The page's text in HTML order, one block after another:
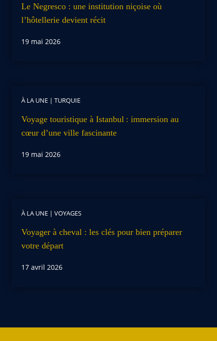
Le Negresco : une institution niçoise où
l’hôtellerie devient récit
19 mai 2026
À LA UNE | TURQUIE
Voyage touristique à Istanbul : immersion au
cœur d’une ville fascinante
19 mai 2026
À LA UNE | VOYAGES
Voyager à cheval : les clés pour bien préparer
votre départ
17 avril 2026